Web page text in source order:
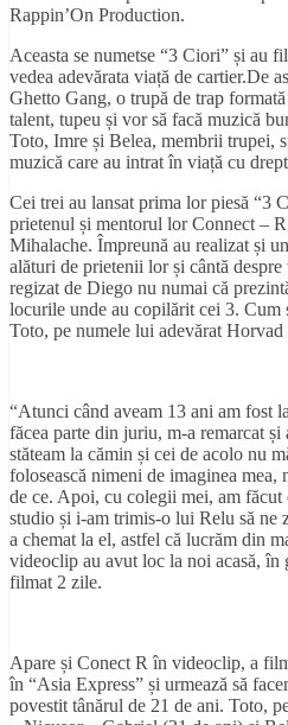
Rappin’On Production.
Aceasta se numetse “3 Ciori” și au
vedea adevărata viață de cartier.De
Ghetto Gang, o trupă de trap
talent, tupeu și vor să facă muzică
Toto, Imre și Belea, membrii trupei,
muzică care au intrat în viață cu
Cei trei au lansat prima lor piesă “3
prietenul și mentorul lor Connect –
Mihalache. Împreună au realizat și
alături de prietenii lor și cântă
regizat de Diego nu numai că
locurile unde au copilărit cei 3. Cum
Toto, pe numele lui adevărat
“Atunci când aveam 13 ani am fost
făcea parte din juriu, m-a remarcat și
stăteam la cămin și cei de acolo nu
folosească nimeni de imaginea mea,
de ce. Apoi, cu colegii mei, am făcut
studio și i-am trimis-o lui Relu să ne
a chemat la el, astfel că lucrăm din
videoclip au avut loc la noi acasă, în
filmat 2 zile.
Apare și Conect R în videoclip, a
în “Asia Express” și urmează să
povestit tânărul de 21 de ani. Toto,